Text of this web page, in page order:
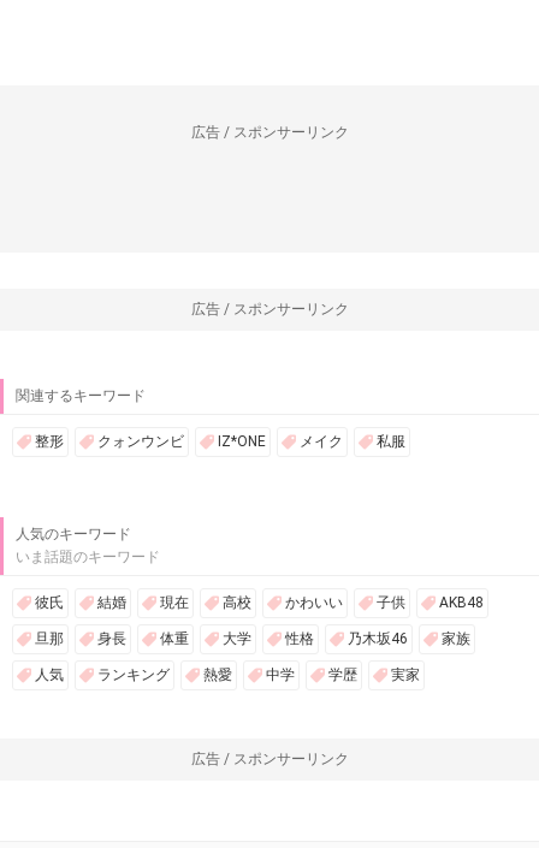
広告 / スポンサーリンク
広告 / スポンサーリンク
関連するキーワード
整形 クォンウンビ IZ*ONE メイク 私服
人気のキーワード
いま話題のキーワード
彼氏 結婚 現在 高校 かわいい 子供 AKB48
旦那 身長 体重 大学 性格 乃木坂46 家族
人気 ランキング 熱愛 中学 学歴 実家
広告 / スポンサーリンク